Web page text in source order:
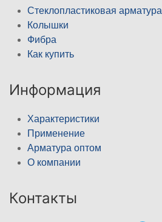
Стеклопластиковая арматура
Колышки
Фибра
Как купить
Информация
Характеристики
Применение
Арматура оптом
О компании
Контакты